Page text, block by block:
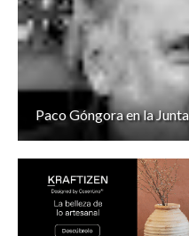
Paco Góngora en la Junta